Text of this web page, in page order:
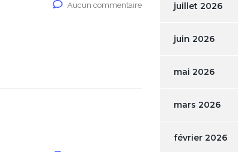
Aucun commentaire juillet 2026
juin 2026
mai 2026
mars 2026
février 2026